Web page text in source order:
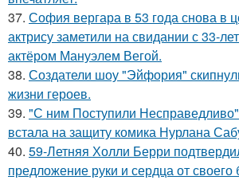
37. София вергара в 53 года снова в
актрису заметили на свидании с 33-
актёром Мануэлем Вегой.
38. Создатели шоу "Эйфория"
жизни героев.
39. "С ним Поступили
встала на защиту комика Нурлана
40. 59-Летняя Холли Берри
предложение руки и сердца от